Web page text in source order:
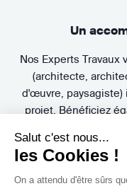
Salut c'est nous...
les Cookies !
On a attendu d'être sûrs
Un
Nos Experts Travaux
(architecte,
d'œuvre, paysagiste)
projet. Bénéficiez
Travaux MMA